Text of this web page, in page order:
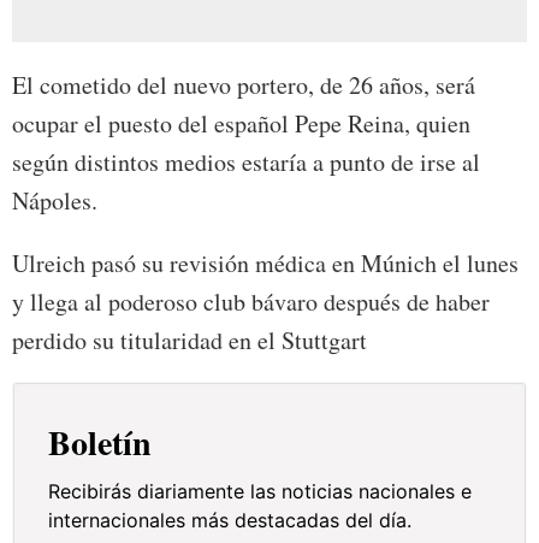
El cometido del nuevo portero, de 26 años, será
ocupar el puesto del español Pepe Reina, quien
según distintos medios estaría a punto de irse al
Nápoles.
Ulreich pasó su revisión médica en Múnich el lunes
y llega al poderoso club bávaro después de haber
perdido su titularidad en el Stuttgart
Boletín
Recibirás diariamente las noticias nacionales e
internacionales más destacadas del día.